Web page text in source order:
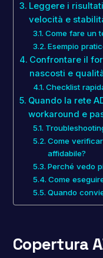
Leggere i
velocità e
Come fare un
Esempio
Confrontare il
nascosti e
Checklist
Quando la rete
workaround e
Come
affidabile?
Perché vedo
Come
Quando
Copertura